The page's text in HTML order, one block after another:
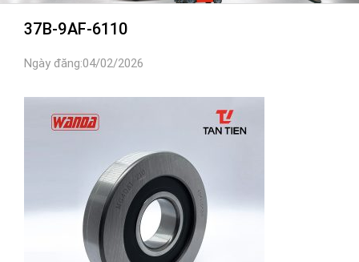
37B-9AF-6110
Ngày đăng:04/02/2026